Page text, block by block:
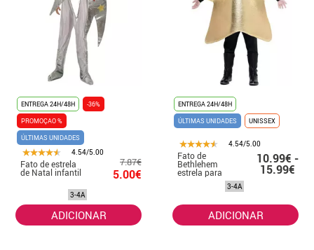
ENTREGA 24H/48H
-36%
PROMOÇAO %
ÚLTIMAS UNIDADES
4.54/5.00
Fato de estrela
de Natal infantil
7.87€
5.00€
3-4A
ADICIONAR
ENTREGA 24H/48H
ÚLTIMAS UNIDADES
UNISSEX
4.54/5.00
Fato de
Bethlehem
estrela para
crianças
10.99€ -
15.99€
3-4A
ADICIONAR